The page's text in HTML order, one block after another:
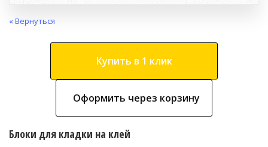
« Вернуться
Купить в 1 клик
Оформить через корзину
Блоки для кладки на клей